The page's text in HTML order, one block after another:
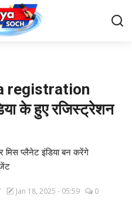
registration
के हुए रजिस्ट्रेशन
मिस प्लैनेट इंडिया बन करेंगे
Jan 18, 2025 - 05:59 0